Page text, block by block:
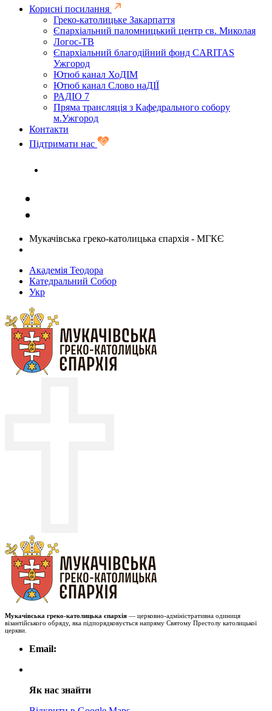
Корисні посилання
Греко-католицьке Закарпаття
Єпархіальний паломницький центр св. Миколая
Логос-ТВ
Єпархіальний благодійний фонд CARITAS
Ужгород
Ютюб канал ХоДІМ
Ютюб канал Слово наДІЇ
РАДІО 7
Пряма трансляція з Кафедрального собору
м.Ужгород
Контакти
Підтримати нас
Мукачівська греко-католицька єпархія - МГКЄ
Академія Теодора
Катедральний Собор
Укр
Мукачівська греко-католицька єпархія — церковно-адміністративна одиниця
візантійського обряду, яка підпорядковується напряму Святому Престолу католицької
церкви.
Email:
Як нас знайти